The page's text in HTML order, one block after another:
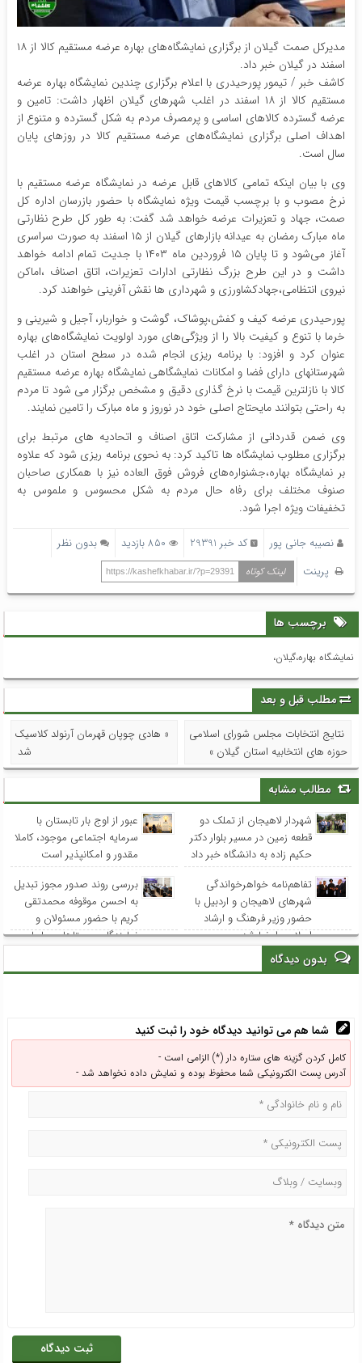
مدیرکل صمت گیلان از برگزاری نمایشگاه‌های بهاره عرضه مستقیم کالا از ۱۸
اسفند در گیلان خبر داد.
کاشف خبر / تیمور پورحیدری با اعلام برگزاری چندین نمایشگاه بهاره عرضه
مستقیم کالا از ۱۸ اسفند در اغلب شهرهای گیلان اظهار داشت: تامین و
عرضه گسترده کالاهای اساسی و پرمصرف مردم به شکل گسترده و متنوع از
اهداف اصلی برگزاری نمایشگاه‌های عرضه مستقیم کالا در روزهای پایان
سال است.
وی با بیان اینکه تمامی کالاهای قابل عرضه در نمایشگاه عرضه مستقیم با
نرخ مصوب و با برچسب قیمت ویژه نمایشگاه با حضور بازرسان اداره کل
صمت، جهاد و تعزیرات عرضه خواهد شد گفت: به طور کل طرح نظارتی
ماه مبارک رمضان به عیدانه بازار‌های گیلان از ۱۵ اسفند به صورت سراسری
آغاز می‌شود و تا پایان ۱۵ فروردین ماه ۱۴۰۳ با جدیت تمام ادامه خواهد
داشت و در این طرح بزرگ نظارتی ادارات تعزیرات، اتاق اصناف ،اماکن
نیروی انتظامی،جهادکشاورزی و شهرداری ها نقش آفرینی خواهند کرد.
پورحیدری عرضه کیف و کفش،پوشاک، گوشت و خواربار، آجیل و شیرینی و
خرما با تنوع و کیفیت بالا را از ویژگی‌های مورد اولویت نمایشگاه‌های بهاره
عنوان کرد و افزود: با برنامه ریزی انجام شده در سطح استان در اغلب
شهرستانهای دارای فضا و امکانات نمایشگاهی نمایشگاه بهاره عرضه مستقیم
کالا با نازلترین قیمت با نرخ گذاری دقیق و مشخص برگزار می شود تا مردم
به راحتی بتوانند مایحتاج اصلی خود در نوروز و ماه مبارک را تامین نمایند.
وی ضمن قدردانی از مشارکت اتاق اصناف و اتحادیه های مرتبط برای
برگزاری مطلوب نمایشگاه ها تاکید کرد: به نحوی برنامه ریزی شود که علاوه
بر نمایشگاه بهاره،جشنواره‌های فروش فوق العاده نیز با همکاری صاحبان
صنوف مختلف برای رفاه حال مردم به شکل محسوس و ملموس به
تخفیفات ویژه اجرا شود.
نصیبه جانی پور کد خبر 29391 850 بازدید
بدون نظر
پرینت
لینک کوتاه https://kashefkhabar.ir/?p=29391
برچسب ها
نمایشگاه بهاره،گیلان،
مطلب قبل و بعد
نتایج انتخابات مجلس شورای اسلامی
حوزه های انتخابیه استان گیلان »
« هادی چوپان قهرمان آرنولد کلاسیک
شد
مطالب مشابه
شهردار لاهیجان از تملک دو
قطعه زمین در مسیر بلوار دکتر
حکیم زاده به دانشگاه خبر داد
عبور از اوج بار تابستان با
سرمایه اجتماعی موجود، کاملا
مقدور و امکانپذیر است
تفاهم‌نامه خواهرخواندگی
شهرهای لاهیجان و اردبیل با
حضور وزیر فرهنگ و ارشاد
اسلامی امضا شد
بررسی روند صدور مجوز تبدیل
به احسن موقوفه محمدتقی
کریم با حضور مسئولان و
نمایندگان روستاهای ساحلی
بدون دیدگاه
شما هم می توانید دیدگاه خود را ثبت کنید
کامل کردن گزینه های ستاره دار (*) الزامی است -
آدرس پست الکترونیکی شما محفوظ بوده و نمایش داده نخواهد شد -